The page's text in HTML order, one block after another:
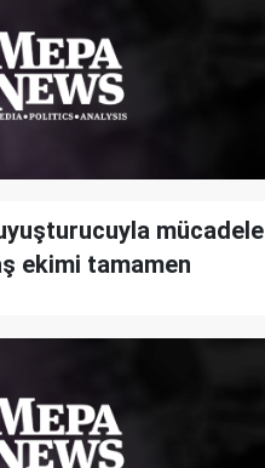
mücadele
ekimi tamamen